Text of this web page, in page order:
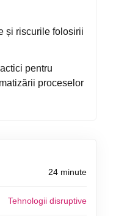
și riscurile folosirii
pentru
proceselor
24 minute
Tehnologii disruptive